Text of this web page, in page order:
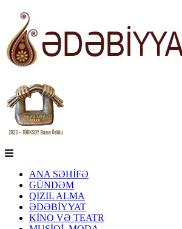
ANA SƏHİFƏ
GÜNDƏM
QIZIL ALMA
ƏDƏBİYYAT
KİNO VƏ TEATR